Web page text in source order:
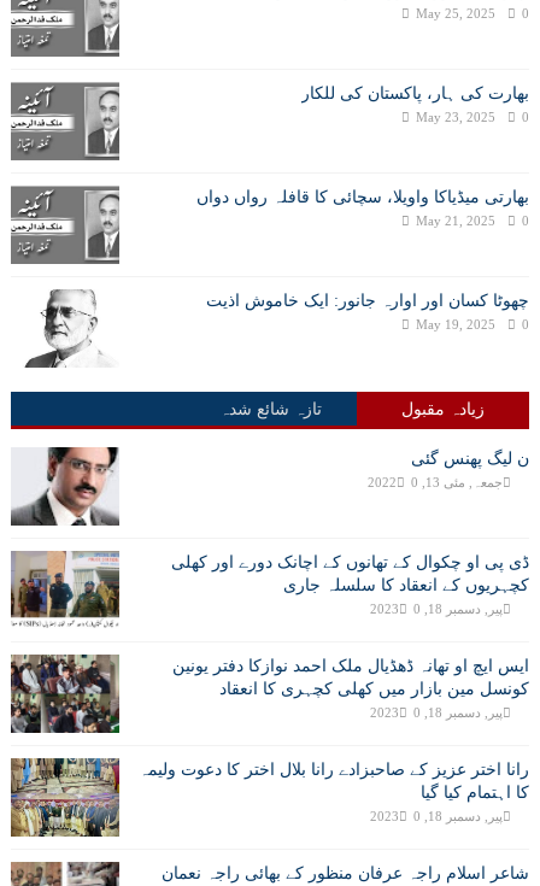
May 25, 2025 0
بھارت کی ہار، پاکستان کی للکار
May 23, 2025 0
بھارتی میڈیاکا واویلا، سچائی کا قافلہ رواں دواں
May 21, 2025 0
چھوٹا کسان اور اوارہ جانور: ایک خاموش اذیت
May 19, 2025 0
زیادہ مقبول تازہ شائع شدہ
ن لیگ پھنس گئی
جمعہ, مئی 13, 2022 0
ڈی پی او چکوال کے تھانوں کے اچانک دورے اور کھلی
کچہریوں کے انعقاد کا سلسلہ جاری
پیر, دسمبر 18, 2023 0
ایس ایچ او تھانہ ڈھڈیال ملک احمد نوازکا دفتر یونین
کونسل مین بازار میں کھلی کچہری کا انعقاد
پیر, دسمبر 18, 2023 0
رانا اختر عزیز کے صاحبزادے رانا بلال اختر کا دعوت ولیمہ
کا اہتمام کیا گیا
پیر, دسمبر 18, 2023 0
شاعر اسلام راجہ عرفان منظور کے بھائی راجہ نعمان